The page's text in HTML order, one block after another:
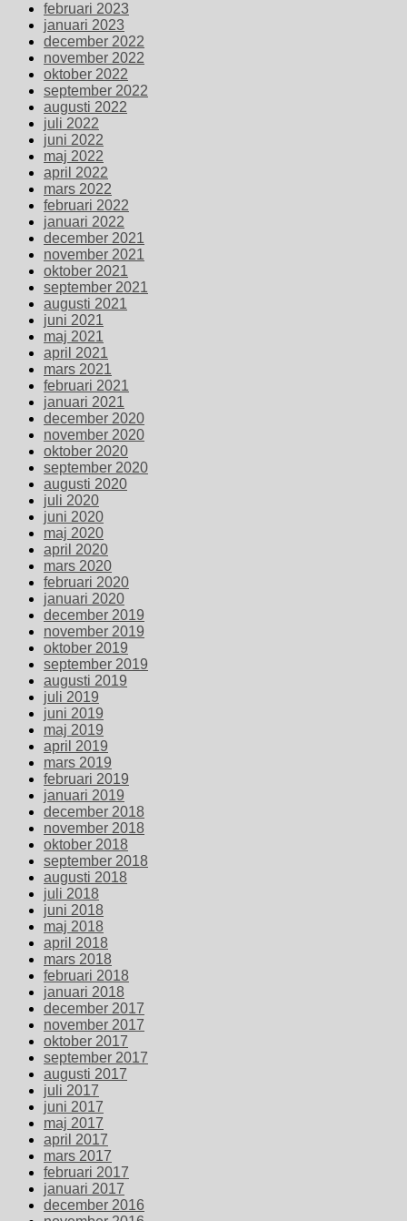
februari 2023
januari 2023
december 2022
november 2022
oktober 2022
september 2022
augusti 2022
juli 2022
juni 2022
maj 2022
april 2022
mars 2022
februari 2022
januari 2022
december 2021
november 2021
oktober 2021
september 2021
augusti 2021
juni 2021
maj 2021
april 2021
mars 2021
februari 2021
januari 2021
december 2020
november 2020
oktober 2020
september 2020
augusti 2020
juli 2020
juni 2020
maj 2020
april 2020
mars 2020
februari 2020
januari 2020
december 2019
november 2019
oktober 2019
september 2019
augusti 2019
juli 2019
juni 2019
maj 2019
april 2019
mars 2019
februari 2019
januari 2019
december 2018
november 2018
oktober 2018
september 2018
augusti 2018
juli 2018
juni 2018
maj 2018
april 2018
mars 2018
februari 2018
januari 2018
december 2017
november 2017
oktober 2017
september 2017
augusti 2017
juli 2017
juni 2017
maj 2017
april 2017
mars 2017
februari 2017
januari 2017
december 2016